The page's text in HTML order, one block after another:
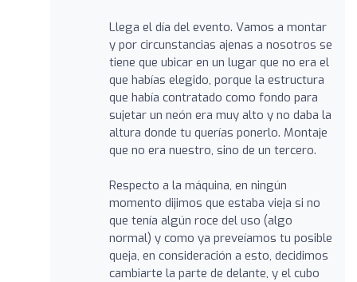
Llega el día del evento. Vamos a montar
y por circunstancias ajenas a nosotros se
tiene que ubicar en un lugar que no era el
que habías elegido, porque la estructura
que había contratado como fondo para
sujetar un neón era muy alto y no daba la
altura donde tu querías ponerlo. Montaje
que no era nuestro, sino de un tercero.
Respecto a la máquina, en ningún
momento dijimos que estaba vieja si no
que tenía algún roce del uso (algo
normal) y como ya preveíamos tu posible
queja, en consideración a esto, decidimos
cambiarte la parte de delante, y el cubo